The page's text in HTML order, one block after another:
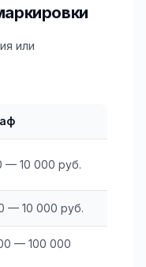
или
— 10 000 руб.
— 10 000 руб.
— 100 000